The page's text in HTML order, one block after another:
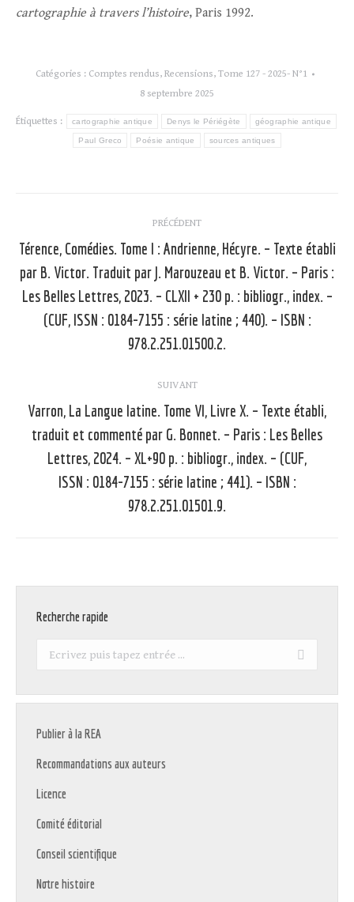
cartographie à travers l’histoire, Paris 1992.
Catégories : Comptes rendus, Recensions, Tome 127 - 2025- N°1
8 septembre 2025
Étiquettes : cartographie antique Denys le Périégète géographie antique
Paul Greco Poésie antique sources antiques
article
PRÉCÉDENT
Article
précédent
Térence, Comédies. Tome I : Andrienne, Hécyre. – Texte établi
par B. Victor. Traduit par J. Marouzeau et B. Victor. – Paris :
Les Belles Lettres, 2023. – CLXII + 230 p. : bibliogr., index. –
(CUF, ISSN : 0184-7155 : série latine ; 440). – ISBN :
978.2.251.01500.2.
SUIVANT
Article
suivant
Varron, La Langue latine. Tome VI, Livre X. – Texte établi,
traduit et commenté par G. Bonnet. – Paris : Les Belles
Lettres, 2024. – XL+90 p. : bibliogr., index. – (CUF,
ISSN : 0184-7155 : série latine ; 441). – ISBN :
978.2.251.01501.9.
Recherche rapide
Recherche
Publier à la REA
Recommandations aux auteurs
Licence
Comité éditorial
Conseil scientifique
Notre histoire